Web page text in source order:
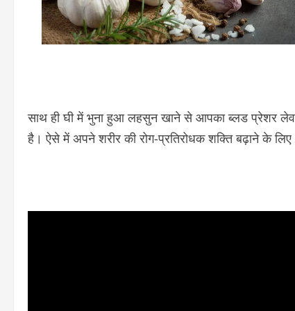
साथ ही घी में भुना हुआ लहसुन खाने से आपका ब्लड प्रेशर
है। ऐसे में अपने शरीर की रोग-प्रतिरोधक शक्ति बढ़ाने के